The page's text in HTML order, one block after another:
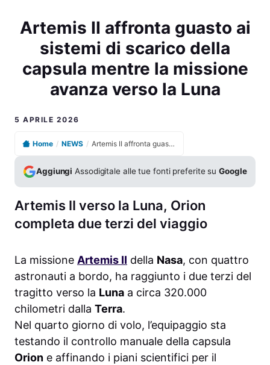
Artemis II affronta guasto ai
sistemi di scarico della
capsula mentre la missione
avanza verso la Luna
5 APRILE 2026
Home / NEWS / Artemis II affronta guasto ai sistemi di scarico della capsula mentre la missione avanza verso la Luna
Aggiungi Assodigitale alle tue fonti preferite suGoogle
Artemis II verso la Luna, Orion
completa due terzi del viaggio
La missione Artemis II della Nasa, con quattro
astronauti a bordo, ha raggiunto i due terzi del
tragitto verso la Luna a circa 320.000
chilometri dalla Terra.
Nel quarto giorno di volo, l’equipaggio sta
testando il controllo manuale della capsula
Orion e affinando i piani scientifici per il